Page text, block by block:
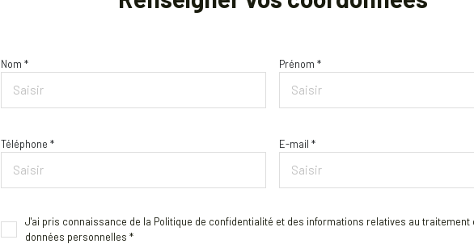
Nom * Prénom *
Téléphone * E-mail *
J'ai pris connaissance de la Politique de confidentialité et des informations relatives au traitement
données personnelles *